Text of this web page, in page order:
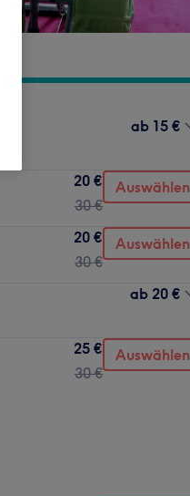
ab 15 €
20 €
30 €
Auswählen
20 €
30 €
Auswählen
ab 20 €
25 €
30 €
Auswählen